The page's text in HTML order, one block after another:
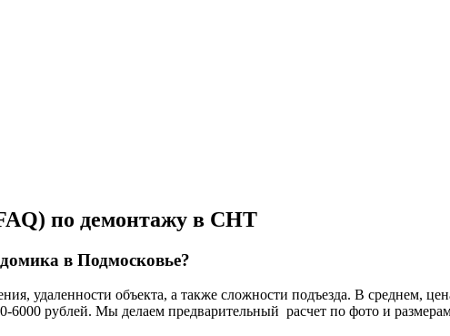
по демонтажу в СНТ
в Подмосковье?
удаленности объекта, а также сложности подъезда. В среднем,
6000 рублей. Мы делаем предварительный расчет по фото и